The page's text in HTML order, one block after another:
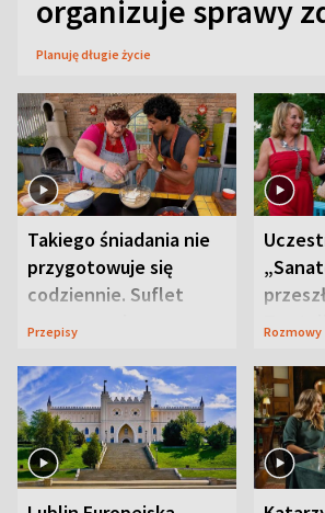
organizuje sprawy
Planuję długie życie
Takiego śniadania nie
przygotowuje się
codziennie. Suflet
serowy zachwyca
Przepisy
Te
Rozmowy